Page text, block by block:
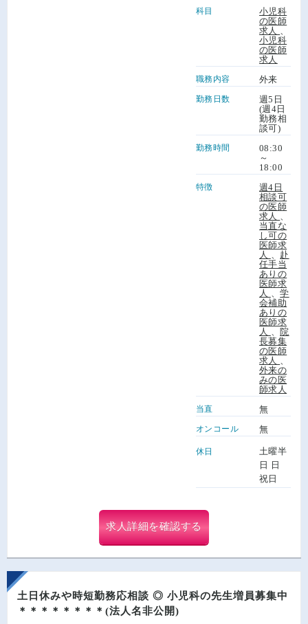
科目
小児科
の医師
求人
小児科
の医師
求人
職務内容 外来
勤務日数
週5日
(週4日
勤務相
談可)
勤務時間
08:30
～
18:00
特徴
週4日
相談可
の医師
求人
当直な
し可の
医師求
人
赴
任手当
ありの
医師求
人
、学
会補助
ありの
医師求
人
院
長募集
の医師
求人
外来の
みの医
師求人
当直 無
オンコール 無
休日
土曜半
日 日
祝日
求人詳細を確認する
土日休みや時短勤務応相談 ◎ 小児科の先生増員募集中
＊＊＊＊＊＊＊＊(法人名非公開)